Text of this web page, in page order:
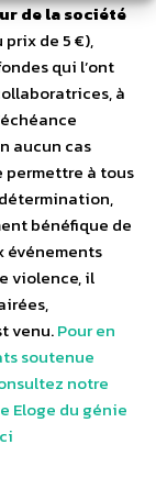
de la société
de 5 €),
qui l’ont
à
aucun cas
permettre à tous
bénéfique de
événements
violence, il
venu.Pour en
soutenue
notre
Eloge du génie